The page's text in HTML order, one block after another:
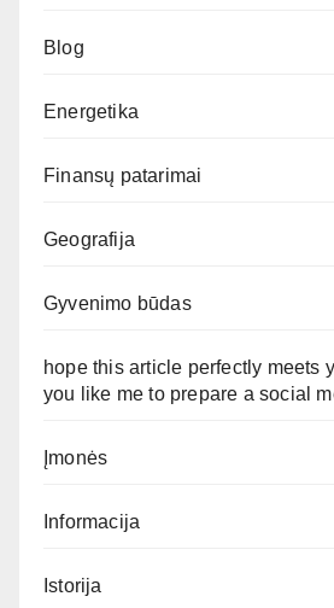
Blog
Energetika
Finansų patarimai
Geografija
Gyvenimo būdas
hope this article perfectly meets
you like me to prepare a social
Įmonės
Informacija
Istorija